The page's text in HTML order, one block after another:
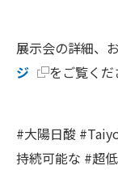
展示会の詳細、
ジ
をご覧くだ
#大陽日酸
持続可能な #超